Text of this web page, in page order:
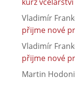
Vladimír
přijme nové
Vladimír
přijme nové
Martin